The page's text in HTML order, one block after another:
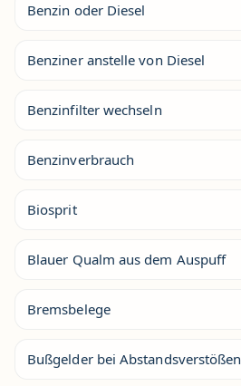
Benzin oder Diesel
Benziner anstelle von Diesel
Benzinfilter wechseln
Benzinverbrauch
Biosprit
Blauer Qualm aus dem Auspuff
Bremsbelege
Bußgelder bei Abstandsverstößen